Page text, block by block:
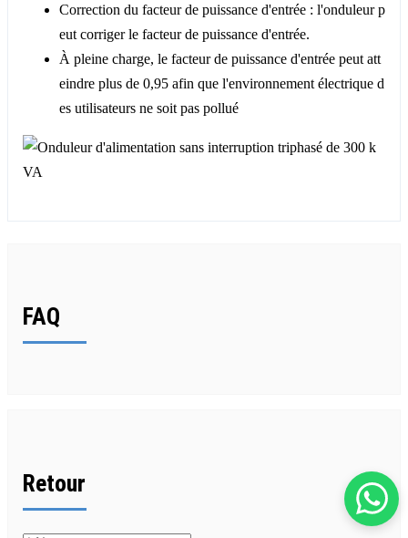
Correction du facteur de puissance d'entrée : l'onduleur p
eut corriger le facteur de puissance d'entrée.
À pleine charge, le facteur de puissance d'entrée peut att
eindre plus de 0,95 afin que l'environnement électrique d
es utilisateurs ne soit pas pollué
FAQ
Retour